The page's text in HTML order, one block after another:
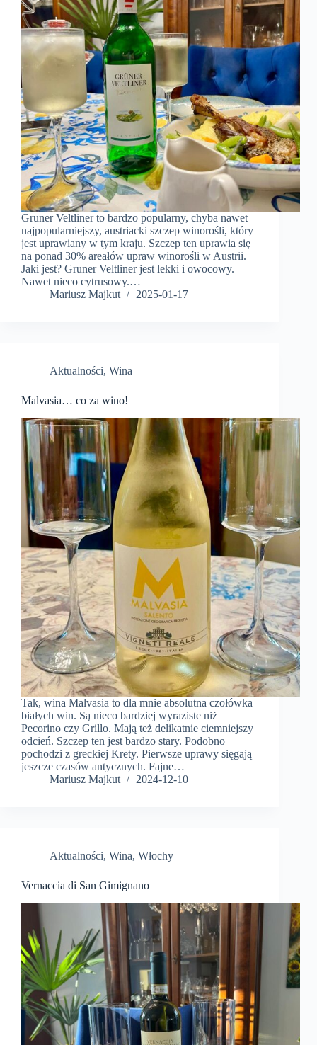
Gruner Veltliner to bardzo popularny, chyba nawet
najpopularniejszy, austriacki szczep winorośli, który
jest uprawiany w tym kraju. Szczep ten uprawia się
na ponad 30% areałów upraw winorośli w Austrii.
Jaki jest? Gruner Veltliner jest lekki i owocowy.
Nawet nieco cytrusowy.…
Mariusz Majkut
2025-01-17
Aktualności, Wina
Malvasia… co za wino!
Tak, wina Malvasia to dla mnie absolutna czołówka
białych win. Są nieco bardziej wyraziste niż
Pecorino czy Grillo. Mają też delikatnie ciemniejszy
odcień. Szczep ten jest bardzo stary. Podobno
pochodzi z greckiej Krety. Pierwsze uprawy sięgają
jeszcze czasów antycznych. Fajne…
Mariusz Majkut
2024-12-10
Aktualności, Wina, Włochy
Vernaccia di San Gimignano